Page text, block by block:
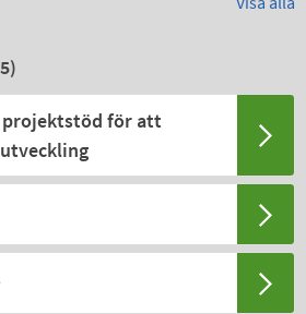
5)
projektstöd för att